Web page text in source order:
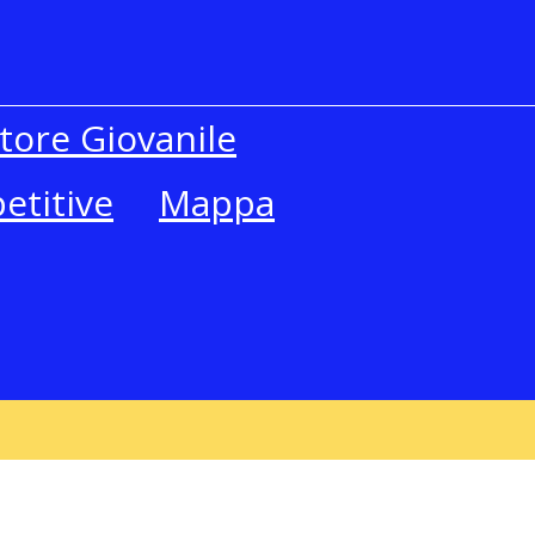
Giovanile
Mappa